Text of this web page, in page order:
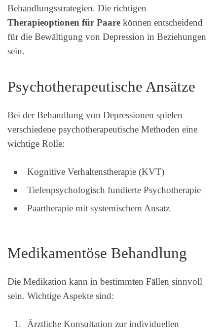
Behandlungsstrategien. Die richtigen
Therapieoptionen für Paare können entscheidend
für die Bewältigung von Depression in Beziehungen
sein.
Psychotherapeutische Ansätze
Bei der Behandlung von Depressionen spielen
verschiedene psychotherapeutische Methoden eine
wichtige Rolle:
Kognitive Verhaltenstherapie (KVT)
Tiefenpsychologisch fundierte Psychotherapie
Paartherapie mit systemischem Ansatz
Medikamentöse Behandlung
Die Medikation kann in bestimmten Fällen sinnvoll
sein. Wichtige Aspekte sind:
Ärztliche Konsultation zur individuellen